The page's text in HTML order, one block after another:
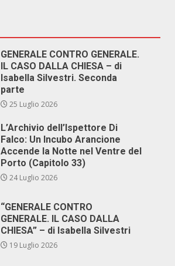
GENERALE CONTRO GENERALE.
IL CASO DALLA CHIESA – di
Isabella Silvestri. Seconda
parte
25 Luglio 2026
L’Archivio dell’Ispettore Di
Falco: Un Incubo Arancione
Accende la Notte nel Ventre del
Porto (Capitolo 33)
24 Luglio 2026
“GENERALE CONTRO
GENERALE. IL CASO DALLA
CHIESA” – di Isabella Silvestri
19 Luglio 2026